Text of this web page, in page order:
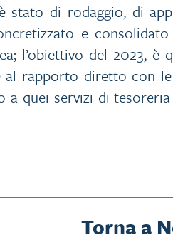
stato di rodaggio, di
e
l’obiettivo del 2023, è
rapporto diretto con
quei servizi di
Torna a